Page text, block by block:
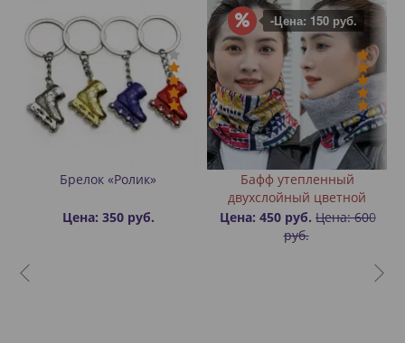
Брелок «Ролик»
Цена: 350 руб.
-Цена: 150 руб.
Бафф утепленный
двухслойный цветной
Цена: 450 руб. Цена: 600
руб.